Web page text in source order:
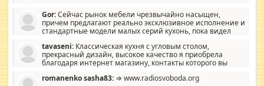
Gor:Сейчас рынок мебели чрезвычайно насыщен,
причем предлагают реально эксклюзивное исполнение и
стандартные модели малых серий кухонь, пока видел
стандартные формы, в MebelOk, креативненько и что главное -
со вкусом все в порядке, без ненужных наворотов удорожающих
мебель, а это не последний фактор.
tavaseni: Классическая кухня с угловым столом,
прекрасный дизайн, высокое качество я приобрела
благодаря интернет магазину, контакты которого вы
romanenko sasha83: ⇒ www.radiosvoboda.org